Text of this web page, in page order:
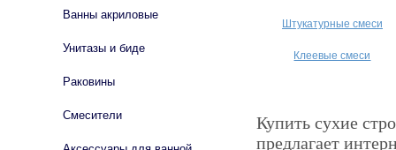
Штукатурные смеси
Клеевые смеси
Купить сухие
предлагает
Ванны акриловые
Унитазы и биде
Раковины
Смесители